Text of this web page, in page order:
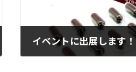
イベントに出展します！